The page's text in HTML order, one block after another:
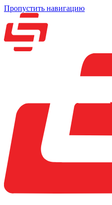
Пропустить навигацию